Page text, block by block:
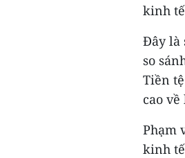
kinh
Đây là
so
Tiền
cao
Phạm
kinh